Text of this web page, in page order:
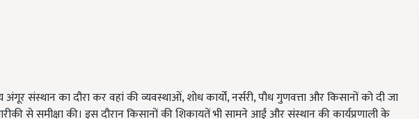
अंगूर संस्थान का दौरा कर वहां की व्यवस्थाओं, शोध कार्यों, नर्सरी, पौध गुणवत्ता और किसानों को दी जा
से समीक्षा की। इस दौरान किसानों की शिकायतें भी सामने आईं और संस्थान की कार्यप्रणाली के